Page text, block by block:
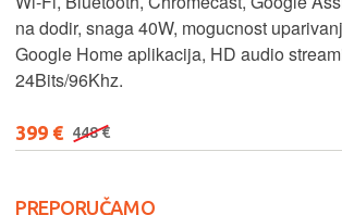
na dodir, snaga 40W, mogucnost
Google Home aplikacija, HD audio
24Bits/96Khz.
399 € 448 €
PREPORUČAMO